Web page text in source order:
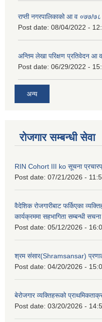
राप्ती नगरपालिकाको आ व ०७७/
Post date: 08/04/2022 -
अन्तिम लेखा परिक्षण प्रतिवेदन
Post date: 06/29/2022 -
अन्य
रोजगार सम्बन्धी सेवा
RIN Cohort III ko सूचना
Post date: 07/21/2026 -
वैदेशिक रोजगारीबाट फर्किएका
कार्यक्रममा सहभागिता सम्बन्धी
Post date: 05/12/2026 -
श्रम संसार(Shramsansar)
Post date: 04/20/2026 -
बेरोजगार व्यक्तिहरूको
Post date: 03/20/2026 -